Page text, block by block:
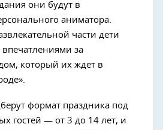
они будут в
аниматора.
части дети
впечатлениями за
который их ждет в
формат праздника под
гостей — от 3 до 14 лет, и